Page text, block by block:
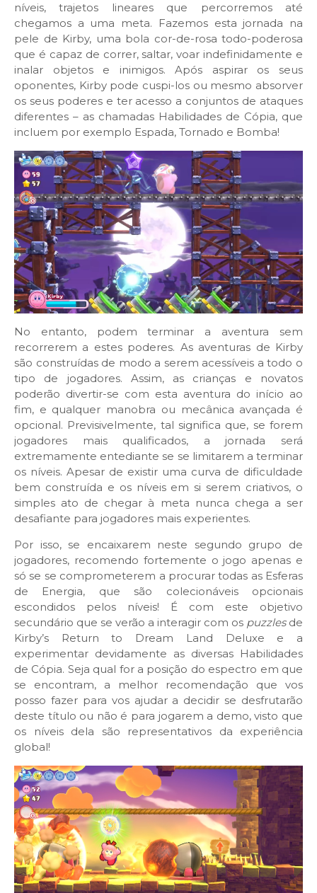
níveis, trajetos lineares que percorremos até
chegamos a uma meta. Fazemos esta jornada na
pele de Kirby, uma bola cor-de-rosa todo-poderosa
que é capaz de correr, saltar, voar indefinidamente e
inalar objetos e inimigos. Após aspirar os seus
oponentes, Kirby pode cuspi-los ou mesmo absorver
os seus poderes e ter acesso a conjuntos de ataques
diferentes – as chamadas Habilidades de Cópia, que
incluem por exemplo Espada, Tornado e Bomba!
No entanto, podem terminar a aventura sem
recorrerem a estes poderes. As aventuras de Kirby
são construídas de modo a serem acessíveis a todo o
tipo de jogadores. Assim, as crianças e novatos
poderão divertir-se com esta aventura do início ao
fim, e qualquer manobra ou mecânica avançada é
opcional. Previsivelmente, tal significa que, se forem
jogadores mais qualificados, a jornada será
extremamente entediante se se limitarem a terminar
os níveis. Apesar de existir uma curva de dificuldade
bem construída e os níveis em si serem criativos, o
simples ato de chegar à meta nunca chega a ser
desafiante para jogadores mais experientes.
Por isso, se encaixarem neste segundo grupo de
jogadores, recomendo fortemente o jogo apenas e
só se se comprometerem a procurar todas as Esferas
de Energia, que são colecionáveis opcionais
escondidos pelos níveis! É com este objetivo
secundário que se verão a interagir com os puzzles de
Kirby’s Return to Dream Land Deluxe e a
experimentar devidamente as diversas Habilidades
de Cópia. Seja qual for a posição do espectro em que
se encontram, a melhor recomendação que vos
posso fazer para vos ajudar a decidir se desfrutarão
deste título ou não é para jogarem a demo, visto que
os níveis dela são representativos da experiência
global!